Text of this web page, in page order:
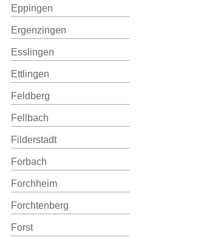
Eppingen
Ergenzingen
Esslingen
Ettlingen
Feldberg
Fellbach
Filderstadt
Forbach
Forchheim
Forchtenberg
Forst